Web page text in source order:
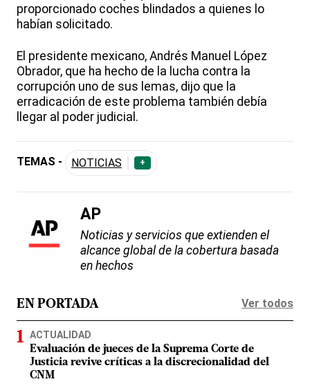
proporcionado coches blindados a quienes lo
habían solicitado.
El presidente mexicano, Andrés Manuel López
Obrador, que ha hecho de la lucha contra la
corrupción uno de sus lemas, dijo que la
erradicación de este problema también debía
llegar al poder judicial.
TEMAS - NOTICIAS +
AP
Noticias y servicios que extienden el
alcance global de la cobertura basada
en hechos
EN PORTADA Ver todos
ACTUALIDAD
Evaluación de jueces de la Suprema Corte de
Justicia revive críticas a la discrecionalidad del
CNM